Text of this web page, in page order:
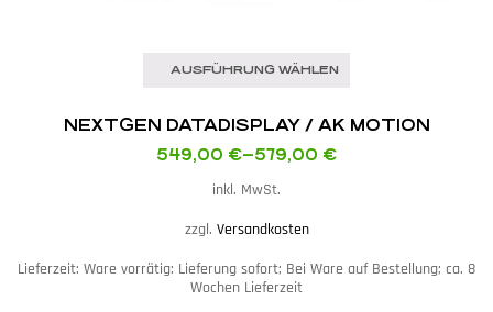
AUSFÜHRUNG WÄHLEN
NEXTGEN DATADISPLAY / AK MOTION
549,00 €–579,00 €
inkl. MwSt.
zzgl. Versandkosten
Lieferzeit: Ware vorrätig: Lieferung sofort; Bei Ware auf Bestellung; ca. 8
Wochen Lieferzeit